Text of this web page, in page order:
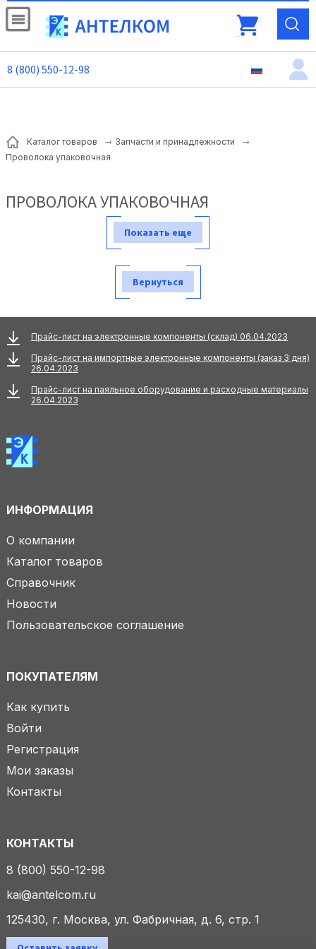
8 (800) 550-12-98
Каталог товаров
Запчасти и принадлежности
Проволока упаковочная
ПРОВОЛОКА УПАКОВОЧНАЯ
Показать еще
Вернуться
Прайс-лист на электронные компоненты (склад) 06.04.2023
Прайс-лист на импортные электронные компоненты (заказ 3 дня)
26.04.2023
Прайс-лист на паяльное оборудование и расходные материалы
26.04.2023
ИНФОРМАЦИЯ
О компании
Каталог товаров
Справочник
Новости
Пользовательское соглашение
ПОКУПАТЕЛЯМ
Как купить
Войти
Регистрация
Мои заказы
Контакты
КОНТАКТЫ
8 (800) 550-12-98
kai@antelcom.ru
125430, г. Москва, ул. Фабричная, д. 6, стр. 1